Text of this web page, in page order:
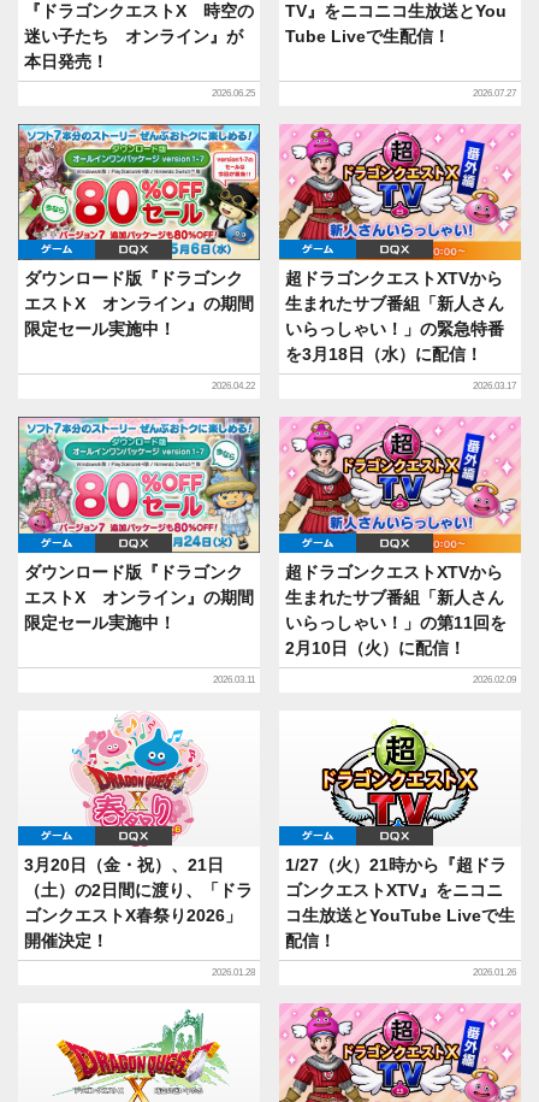
『ドラゴンクエストX 時空の
迷い子たち オンライン』が
本日発売！
2026.06.25
TV』をニコニコ生放送とYou
Tube Liveで生配信！
2026.07.27
ゲーム DQX
ダウンロード版『ドラゴンク
エストX オンライン』の期間
限定セール実施中！
2026.04.22
ゲーム DQX
超ドラゴンクエストXTVから
生まれたサブ番組「新人さん
いらっしゃい！」の緊急特番
を3月18日（水）に配信！
2026.03.17
ゲーム DQX
ダウンロード版『ドラゴンク
エストX オンライン』の期間
限定セール実施中！
2026.03.11
ゲーム DQX
超ドラゴンクエストXTVから
生まれたサブ番組「新人さん
いらっしゃい！」の第11回を
2月10日（火）に配信！
2026.02.09
ゲーム DQX
3月20日（金・祝）、21日
（土）の2日間に渡り、「ドラ
ゴンクエストX春祭り2026」
開催決定！
2026.01.28
ゲーム
1/27（火）21時から『超ドラ
ゴンクエストXTV』をニコニ
コ生放送とYouTube Liveで生
配信！
2026.01.26